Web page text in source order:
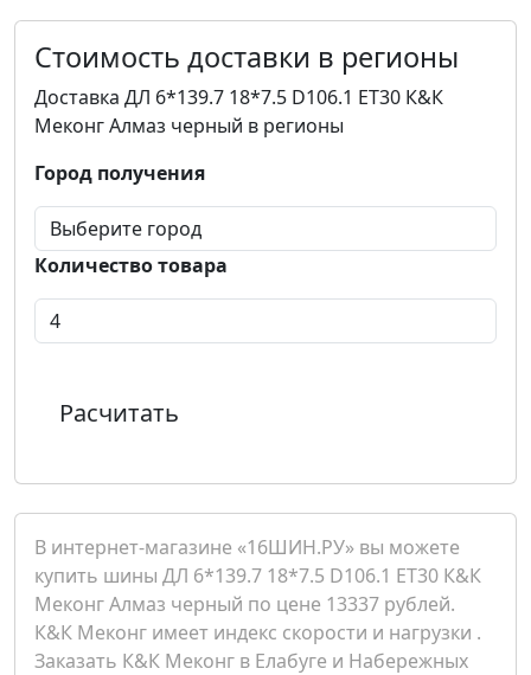
Стоимость доставки в регионы
Доставка ДЛ 6*139.7 18*7.5 D106.1 ET30 К&К
Меконг Алмаз черный в регионы
Город получения
Количество товара
Расчитать
В интернет-магазине «16ШИН.РУ» вы можете
купить шины ДЛ 6*139.7 18*7.5 D106.1 ET30 К&К
Меконг Алмаз черный по цене 13337 рублей.
К&К Меконг имеет индекс скорости и нагрузки .
Заказать К&К Меконг в Елабуге и Набережных